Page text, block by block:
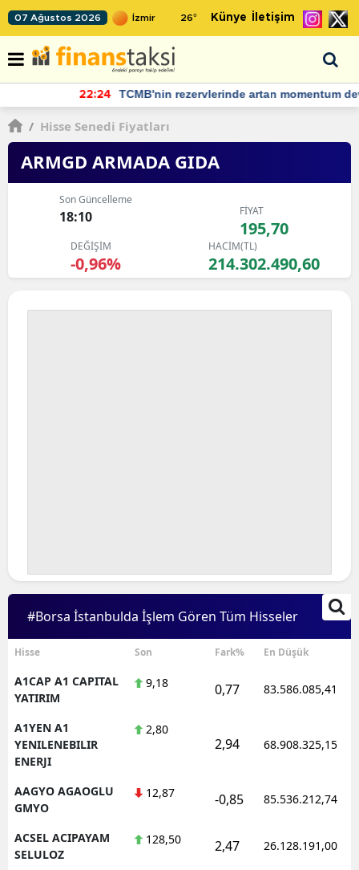
07 Ağustos 2026 26° Künye İletişim
TCMB'nin rezervlerinde artan momentum devam ediyor
/ Hisse Senedi Fiyatları
ARMGD ARMADA GIDA
Son Güncelleme
18:10 FİYAT
195,70
DEĞİŞİM
-0,96%
HACİM(TL)
214.302.490,60
#Borsa İstanbulda İşlem Gören Tüm Hisseler
Hisse Son Fark% En Düşük
A1CAP A1 CAPITAL
YATIRIM
9,18 0,77 83.586.085,41
A1YEN A1
YENILENEBILIR
ENERJI
2,80
2,94 68.908.325,15
AAGYO AGAOGLU
GMYO
12,87 -0,85 85.536.212,74
ACSEL ACIPAYAM
SELULOZ
128,50 2,47 26.128.191,00